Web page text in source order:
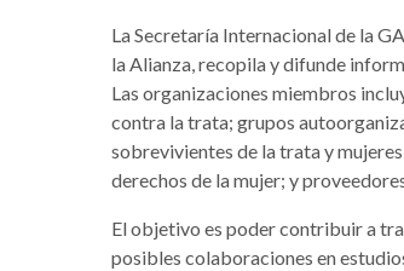
La Secretaría Internacional de la
la Alianza, recopila y difunde
Las organizaciones miembros
contra la trata; grupos
sobrevivientes de la trata y
derechos de la mujer; y
El objetivo es poder contribuir a
posibles colaboraciones en